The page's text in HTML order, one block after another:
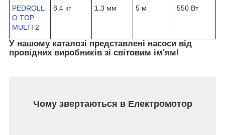
PEDROLL
O TOP
MULTI 2
8.4 кг 1.3 мм 5 м 550 Вт
У нашому каталозі представлені насоси від
провідних виробників зі світовим ім'ям!
Чому звертаються в Електромотор